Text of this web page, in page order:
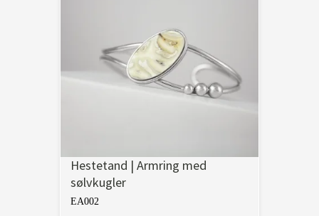
Hestetand | Armring med
sølvkugler
EA002